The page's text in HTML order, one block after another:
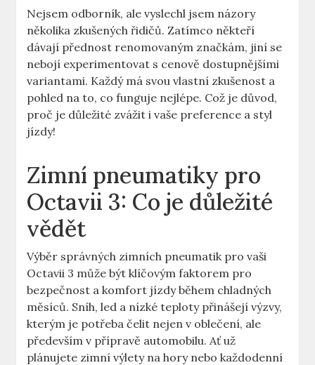
Nejsem odborník, ale vyslechl jsem názory
několika zkušených řidičů. Zatímco někteří
dávají přednost renomovaným značkám, jiní se
nebojí experimentovat s cenově dostupnějšími
variantami. Každý má svou vlastní zkušenost a
pohled na to, co funguje nejlépe. Což je důvod,
proč je důležité zvážit i vaše preference a styl
jízdy!
Zimní pneumatiky pro
Octavii 3: Co je důležité
vědět
Výběr správných zimních pneumatik pro vaši
Octavii 3 může být klíčovým faktorem pro
bezpečnost a komfort jízdy během chladných
měsíců. Sníh, led a nízké teploty přinášejí výzvy,
kterým je potřeba čelit nejen v oblečení, ale
především v přípravě automobilu. Ať už
plánujete zimní výlety na hory nebo každodenní